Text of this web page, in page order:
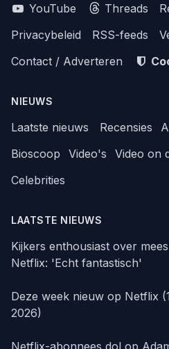
YouTube
Threads
Privacybeleid
RSS-feeds
Contact / Adverteren
NIEUWS
Laatste nieuws Recensies
Bioscoop
Video's Video on
Celebrities
LAATSTE NIEUWS
Kijkers enthousiast over
Netflix: 'Echt fantastisch'
Deze week nieuw op Netflix
2026)
Netflix-abonnees dol op